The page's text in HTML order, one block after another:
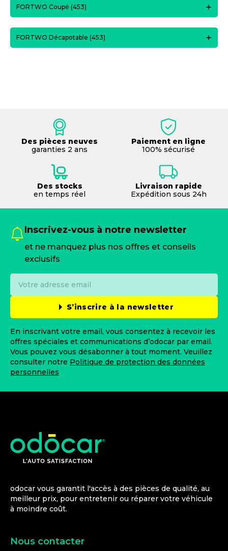
FORTWO Coupé (453)
FORTWO Décapotable (453)
Des pièces neuves
garanties 2 ans
Paiement en ligne
100% sécurisé
Des stocks
en temps réel
Livraison rapide
Expédition sous 24h
Inscrivez-vous à notre newsletter
et ne manquez plus nos offres et conseils
exclusifs
S’inscrire à la newsletter
En inscrivant votre email, vous consentez à recevoir les
offres spéciales et communications d’odocar par email.
Vous pouvez vous désabonner à tout moment. Veuillez
consulter notre Politique de protection des données
personnelles
odocar vous garantit l'accès à des pièces de qualité, au
meilleur prix, pour entretenir ou réparer votre véhicule
à moindre coût.
Nous contacter